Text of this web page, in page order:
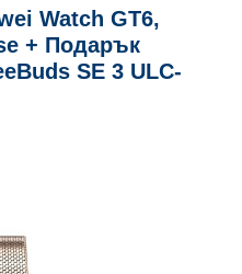
Watch GT6,
+ Подарък
SE 3 ULC-